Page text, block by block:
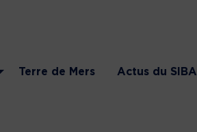
Terre de Mers Actus du SIBA